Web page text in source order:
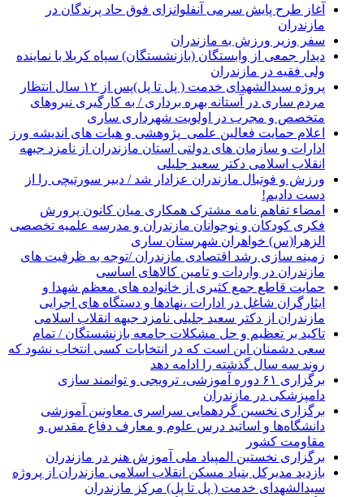
آغاز طرح پایش سرمی آنفلوانزای فوق حاد پرندگان در
مازندران
سفر وزیر ورزش به مازندران
دیدار جمعی از وابستگان (بازنشستگان) سپاه کربلا با نماینده
ولی فقیه در مازندران
پروژه سیدالشهدای خدمت ( پل تا پل)پس از ۱۲ سال انتظار
مردم ساری در آستانه بهره برداری / به کارگیری نیروهای
متخصص و مجرب در اولویت شهرداری ساری
اعلام حمایت فعالین علمی_پژوهشی و هیات های اندیشه ورز
ادارات و سازمان های دولتی استان مازندران از نامزد جبهه
انقلاب اسلامی دکتر سعید جلیلی
ورزش و فوتبال مازندران عزادار شد / دبیر سورتیچی را از
دست دادیم!
امضاء تفاهم نامه مشترک همکاری میان کانون پرورش
فکری کودکان و نوجوانان مازندران و مدرسه علمیه تخصصی
الزهرا(س) خواهران شهرستان ساری
زمینه سازی رشد اقتصادی مازندران /توجه به ظرفیت های
مازندران در واردات و تامین کالاهای اساسی
حمایت قاطع جمع کثیری از خانواده های معظم شهدا و
ایثارگران شاغل در ادارات ،نهادها و دستگاه های اجرایی
مازندران از دکتر سعید جلیلی نامزد جبهه انقلاب اسلامی
تاکید بر تعظیم و حل مشکلات جامعه بازنشستگان / تمام
سعی دشمنان این است که در انتخابات کسی انتخاب نشود که
روند سه سال گذشته را ادامه دهد
برگزاری ۶۱ دوره آموزشی، ترویجی و توانمند سازی
دامپزشکی در مازندران
برگزاری نخسین گردهمایی سراسری معاونین آموزشی
دانشگاه‌ها و اساتید درس علوم و معارف دفاع مقدس و
مقاومت کشور
برگزاری نخستین المپیاد ملی آموزش هنر در مازندران
بازدید مدیرکل بنیاد مسکن انقلاب اسلامی مازندران از پروژه
سیدالشهدای خدمت ( پل تا پل) مرکز مازندران